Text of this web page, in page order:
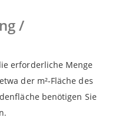
/
erforderliche Menge
der m²-Fläche des
benötigen Sie